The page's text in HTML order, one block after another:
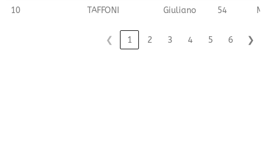
10 TAFFONI Giuliano 54 M
❮ 1 2 3 4 5 6 ❯